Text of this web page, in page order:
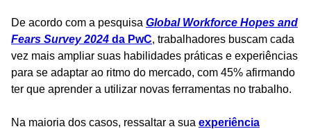
De acordo com a pesquisa Global Workforce Hopes and
Fears Survey 2024 da PwC, trabalhadores buscam cada
vez mais ampliar suas habilidades práticas e experiências
para se adaptar ao ritmo do mercado, com 45% afirmando
ter que aprender a utilizar novas ferramentas no trabalho.
Na maioria dos casos, ressaltar a sua experiência